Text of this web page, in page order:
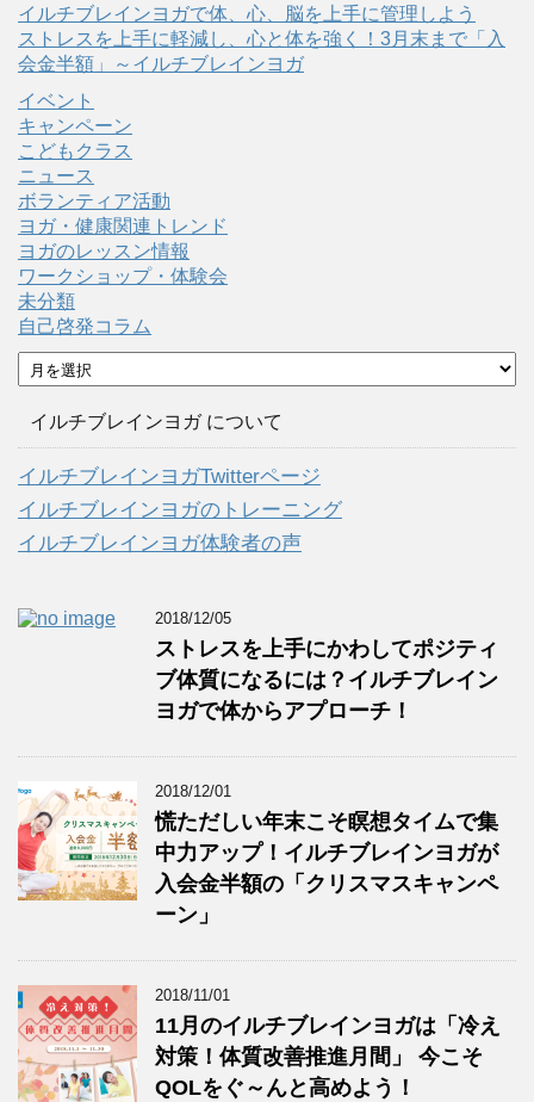
イルチブレインヨガで体、心、脳を上手に管理しよう
ストレスを上手に軽減し、心と体を強く！3月末まで「入
会金半額」～イルチブレインヨガ
イベント
キャンペーン
こどもクラス
ニュース
ボランティア活動
ヨガ・健康関連トレンド
ヨガのレッスン情報
ワークショップ・体験会
未分類
自己啓発コラム
ア
ー
イルチブレインヨガ について
イルチブレインヨガTwitterページ
イルチブレインヨガのトレーニング
イルチブレインヨガ体験者の声
2018/12/05
ストレスを上手にかわしてポジティ
ブ体質になるには？イルチブレイン
ヨガで体からアプローチ！
2018/12/01
慌ただしい年末こそ瞑想タイムで集
中力アップ！イルチブレインヨガが
入会金半額の「クリスマスキャンペ
ーン」
2018/11/01
11月のイルチブレインヨガは「冷え
対策！体質改善推進月間」 今こそ
QOLをぐ～んと高めよう！